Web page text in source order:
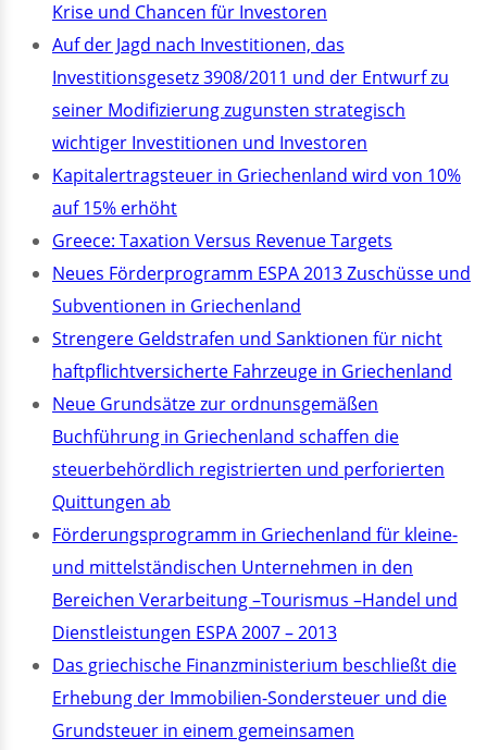
Krise und Chancen für Investoren
Auf der Jagd nach Investitionen, das
Investitionsgesetz 3908/2011 und der Entwurf zu
seiner Modifizierung zugunsten strategisch
wichtiger Investitionen und Investoren
Kapitalertragsteuer in Griechenland wird von 10%
auf 15% erhöht
Greece: Taxation Versus Revenue Targets
Neues Förderprogramm ESPA 2013 Zuschüsse und
Subventionen in Griechenland
Strengere Geldstrafen und Sanktionen für nicht
haftpflichtversicherte Fahrzeuge in Griechenland
Neue Grundsätze zur ordnunsgemäßen
Buchführung in Griechenland schaffen die
steuerbehördlich registrierten und perforierten
Quittungen ab
Förderungsprogramm in Griechenland für kleine-
und mittelständischen Unternehmen in den
Bereichen Verarbeitung –Tourismus –Handel und
Dienstleistungen ESPA 2007 – 2013
Das griechische Finanzministerium beschließt die
Erhebung der Immobilien-Sondersteuer und die
Grundsteuer in einem gemeinsamen